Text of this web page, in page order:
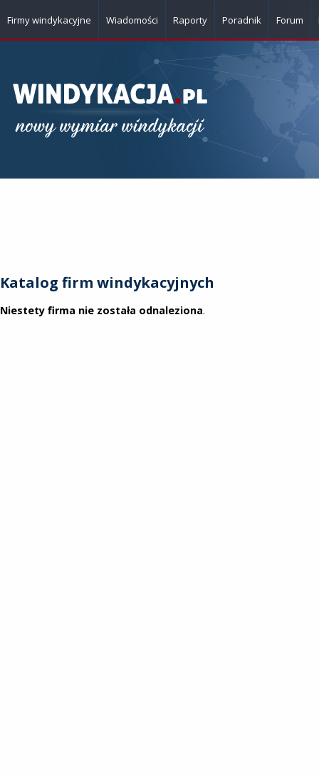
Firmy windykacyjne Wiadomości Raporty Poradnik Forum
Katalog firm windykacyjnych
Niestety firma nie została odnaleziona.